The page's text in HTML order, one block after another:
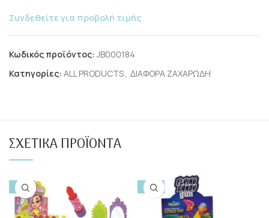
Συνδεθείτε για προβολή τιμής
Κωδικός προϊόντος:JB000184
Κατηγορίες: ALL PRODUCTS, ΔΙΑΦΟΡΑ ΖΑΧΑΡΩΔΗ
ΣΧΕΤΙΚΆ ΠΡΟΪΌΝΤΑ
-15% -10%